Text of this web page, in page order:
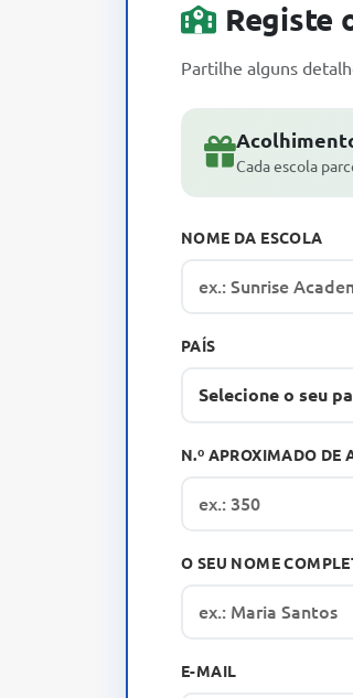
Registe
Partilhe alguns
Cada escola
NOME DA ESCOLA
PAÍS
N.º APROXIMADO DE
O SEU NOME
E-MAIL